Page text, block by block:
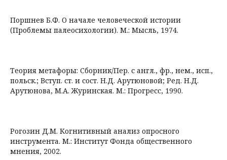
Поршнев Б.Ф. О начале человеческой истории
(Проблемы палеосихологии). М.: Мысль, 1974.
Теория метафоры: Сборник/Пер. с англ., фр., нем., исп.,
польск.; Вступ. ст. и сост. Н.Д. Арутюновой; Ред. Н.Д.
Арутюнова, М.А. Журинская. М.: Прогресс, 1990.
Рогозин Д.М. Когнитивный анализ опросного
инструмента. М.: Институт Фонда общественного
мнения, 2002.